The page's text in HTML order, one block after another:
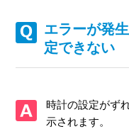
アップデートができない
【重要】Android16配
エラーが発
定できない
時計の設定がず
示されます。